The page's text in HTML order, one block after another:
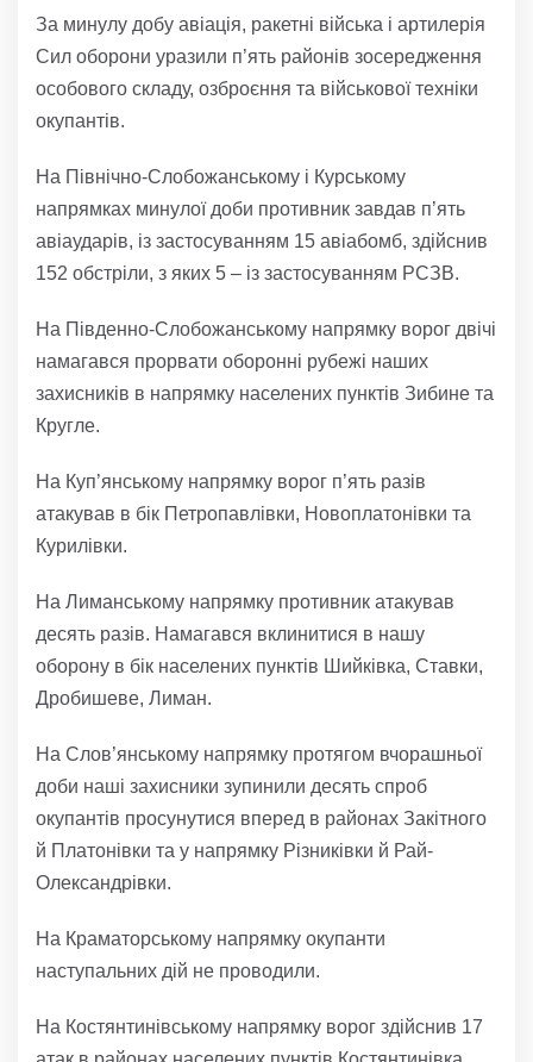
За минулу добу авіація, ракетні війська і артилерія
Сил оборони уразили п’ять районів зосередження
особового складу, озброєння та військової техніки
окупантів.
На Північно-Слобожанському і Курському
напрямках минулої доби противник завдав п’ять
авіаударів, із застосуванням 15 авіабомб, здійснив
152 обстріли, з яких 5 – із застосуванням РСЗВ.
На Південно-Слобожанському напрямку ворог двічі
намагався прорвати оборонні рубежі наших
захисників в напрямку населених пунктів Зибине та
Кругле.
На Куп’янському напрямку ворог п’ять разів
атакував в бік Петропавлівки, Новоплатонівки та
Курилівки.
На Лиманському напрямку противник атакував
десять разів. Намагався вклинитися в нашу
оборону в бік населених пунктів Шийківка, Ставки,
Дробишеве, Лиман.
На Слов’янському напрямку протягом вчорашньої
доби наші захисники зупинили десять спроб
окупантів просунутися вперед в районах Закітного
й Платонівки та у напрямку Різниківки й Рай-
Олександрівки.
На Краматорському напрямку окупанти
наступальних дій не проводили.
На Костянтинівському напрямку ворог здійснив 17